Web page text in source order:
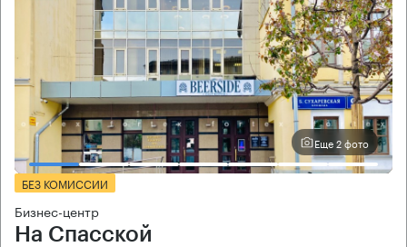
Еще 2 фото
БЕЗ КОМИССИИ
Бизнес-центр
На Спасской